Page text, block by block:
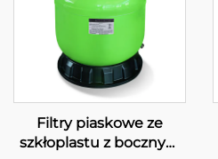
Filtry piaskowe ze
szkłoplastu z bocznym